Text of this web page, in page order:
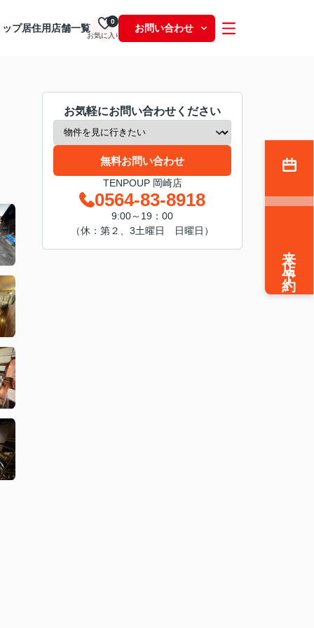
ップ居住用店舗一覧
お気に入り
0
お問い合わせ
お気軽にお問い合わせください
無料お問い合わせ
TENPOUP 岡崎店
0564-83-8918
9:00～19：00
（休：第２、3土曜日 日曜日）
来店予約